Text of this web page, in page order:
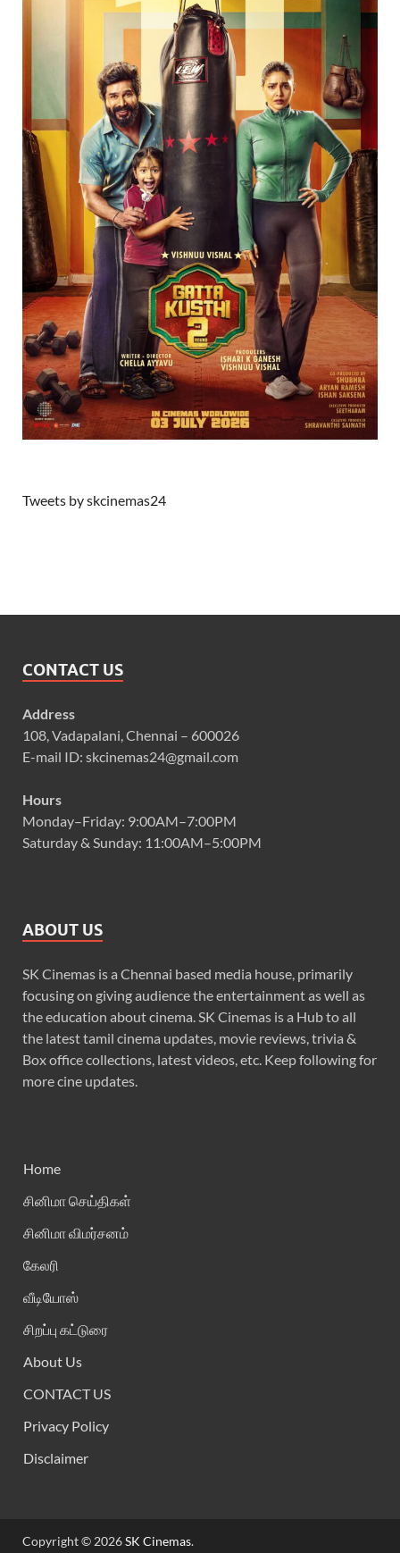
Tweets by skcinemas24
CONTACT US
Address
108, Vadapalani, Chennai – 600026
E-mail ID: skcinemas24@gmail.com
Hours
Monday–Friday: 9:00AM–7:00PM
Saturday & Sunday: 11:00AM–5:00PM
ABOUT US
SK Cinemas is a Chennai based media house, primarily
focusing on giving audience the entertainment as well as
the education about cinema. SK Cinemas is a Hub to all
the latest tamil cinema updates, movie reviews, trivia &
Box office collections, latest videos, etc. Keep following for
more cine updates.
Home
சினிமா செய்திகள்
சினிமா விமர்சனம்
கேலரி
வீடியோஸ்
சிறப்பு கட்டுரை
About Us
CONTACT US
Privacy Policy
Disclaimer
Copyright © 2026SK Cinemas.